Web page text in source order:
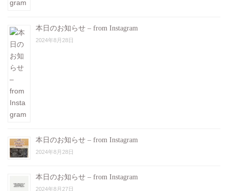
本日のお知らせ – from Instagram
2024年8月28日
本日のお知らせ – from Instagram
2024年8月28日
本日のお知らせ – from Instagram
2024年8月27日